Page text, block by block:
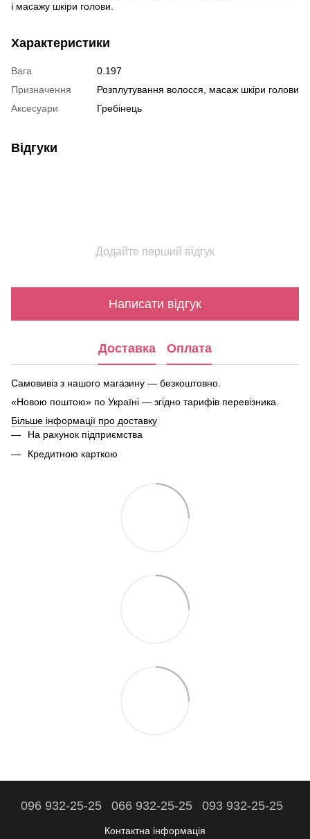
і масажу шкіри голови.
Характеристики
Вага
0.197
Призначення
Розплутування волосся, масаж шкіри голови
Аксесуари
Гребінець
Відгуки
Додайте перший відгук
Написати відгук
Доставка Оплата
Самовивіз з нашого магазину — безкоштовно.
«Новою поштою» по Україні — згідно тарифів перевізника.
Більше інформації про доставку
На рахунок підприємства
Кредитною карткою
096 932-25-25 066 932-25-25 093 932-25-25
Контактна інформація